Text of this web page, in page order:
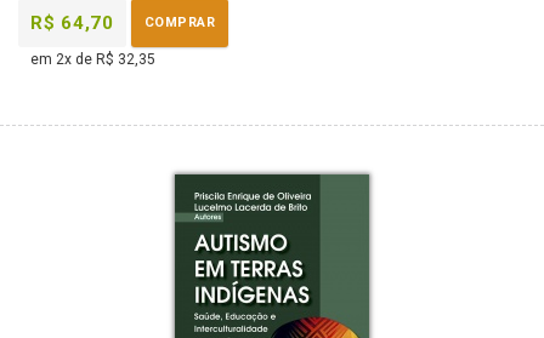
R$ 64,70 COMPRAR
em 2x de R$ 32,35